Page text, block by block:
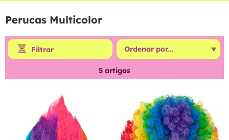
Perucas Multicolor
Filtrar
5 artigos